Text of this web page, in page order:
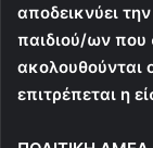
αποδεικνύει
παιδιού/ων που
ακολουθούνται
επιτρέπεται η